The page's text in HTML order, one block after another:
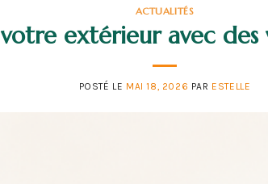
ACTUALITÉS
extérieur avec des
POSTÉ LE MAI 18, 2026 PAR ESTELLE